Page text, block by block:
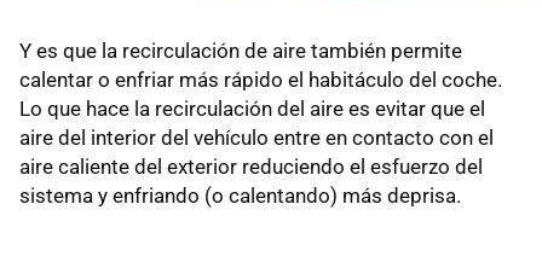
Y es que la recirculación de aire también permite
calentar o enfriar más rápido el habitáculo del coche.
Lo que hace la recirculación del aire es evitar que el
aire del interior del vehículo entre en contacto con el
aire caliente del exterior reduciendo el esfuerzo del
sistema y enfriando (o calentando) más deprisa.